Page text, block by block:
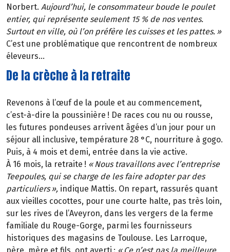
Norbert. Aujourd’hui, le consommateur boude le poulet
entier, qui représente seulement 15 % de nos ventes.
Surtout en ville, où l’on préfère les cuisses et les pattes. »
C’est une problématique que rencontrent de nombreux
éleveurs…
De la crèche à la retraite
Revenons à l’œuf de la poule et au commencement,
c’est-à-dire la poussinière ! De races cou nu ou rousse,
les futures pondeuses arrivent âgées d ’un jour pour un
séjour all inclusive, température 28 °C, nourriture à gogo.
Puis, à 4 mois et demi, entrée dans la vie active.
À 16 mois, la retraite ! « Nous travaillons avec l’entreprise
Teepoules, qui se charge de les faire adopter par des
particuliers », indique Mattis. On repart, rassurés quant
aux vieilles cocottes, pour une courte halte, pas très loin,
sur les rives de l’Aveyron, dans les vergers de la ferme
familiale du Rouge-Gorge, parmi les fournisseurs
historiques des magasins de Toulouse. Les Larroque,